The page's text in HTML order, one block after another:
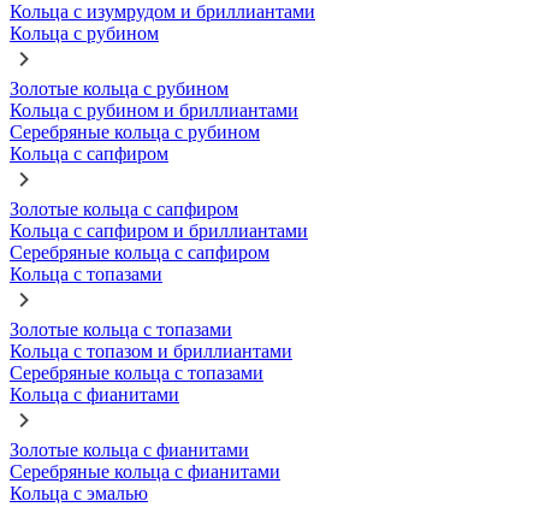
Кольца с изумрудом и бриллиантами
Кольца с рубином
Золотые кольца с рубином
Кольца с рубином и бриллиантами
Серебряные кольца с рубином
Кольца с сапфиром
Золотые кольца с сапфиром
Кольца с сапфиром и бриллиантами
Серебряные кольца с сапфиром
Кольца с топазами
Золотые кольца с топазами
Кольца с топазом и бриллиантами
Серебряные кольца с топазами
Кольца с фианитами
Золотые кольца с фианитами
Серебряные кольца с фианитами
Кольца с эмалью